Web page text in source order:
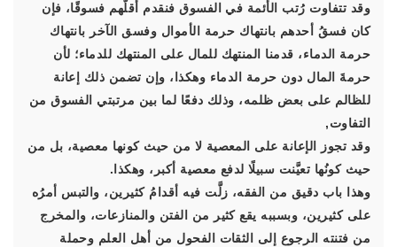
وقد تتفاوت رُتب الأئمة في الفسوق فنقدم أقلَّهم فسوقًا، فإن
كان فسقُ أحدهم بانتهاك حرمة الأموال وفسق الآخر بانتهاك
حرمة الدماء، قدمنا المنتهك للمال على المنتهك للدماء؛ لأن
حرمةَ المال دون حرمة الدماء وهكذا، وإن تضمن ذلك إعانة
للظالم على بعض ظلمه، وذلك دفعًا لما بين مرتبتي الفسوق من
التفاوت,
وقد تجوز الإعانة على المعصية لا من حيث كونها معصية، بل من
حيث كونُها تعيَّنت سبيلًا لدفع معصية أكبر، وهكذا.
وهذا باب دقيق من الفقه، زلَّت فيه أقدامُ كثيرين، والتبس أمرُه
على كثيرين، وبسببه يقع كثير من الفتن والمنازعات، والمخرج
من فتنته الرجوع إلى الثقات الفحول من أهل العلم وحملة